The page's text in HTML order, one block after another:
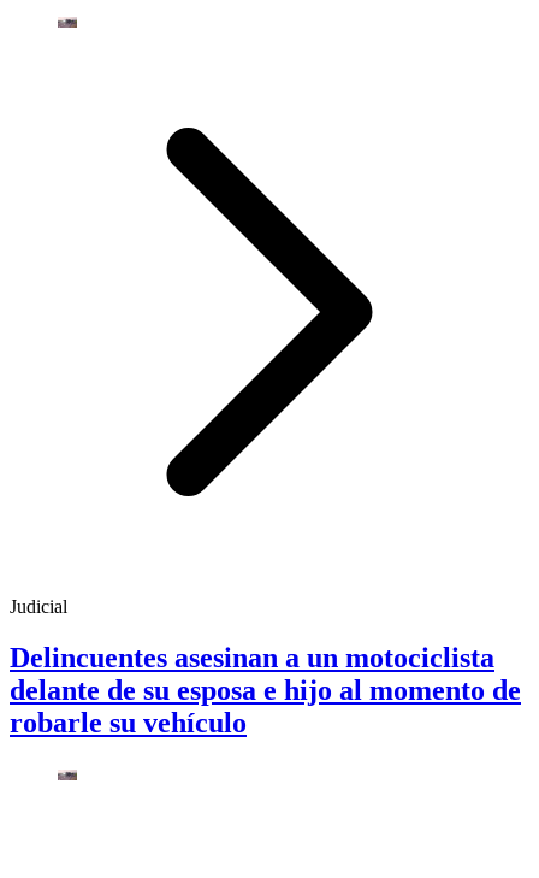
Judicial
Delincuentes asesinan a un motociclista
delante de su esposa e hijo al momento de
robarle su vehículo